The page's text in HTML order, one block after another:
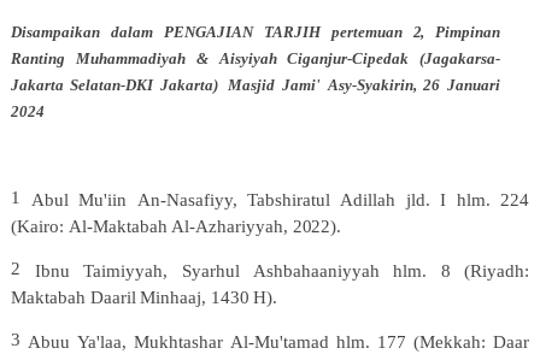
Disampaikan dalam PENGAJIAN TARJIH pertemuan 2, Pimpinan
Ranting
Muhammadiyah & Aisyiyah Ciganjur-Cipedak
(Jagakarsa-
Jakarta Selatan-DKI Jakarta) Masjid Jami' Asy-Syakirin, 26 Januari
2024
1 Abul Mu'iin An-Nasafiyy, Tabshiratul Adillah jld. I hlm.
224
(Kairo: Al-Maktabah Al-Azhariyyah, 2022).
2 Ibnu Taimiyyah, Syarhul Ashbahaaniyyah hlm. 8
(Riyadh:
Maktabah Daaril Minhaaj, 1430 H).
3 Abuu Ya'laa, Mukhtashar Al-Mu'tamad hlm. 177 (Mekkah: Daar